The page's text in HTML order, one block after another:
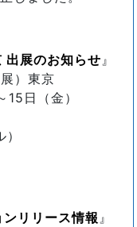
出展のお知らせ
）東京
日（金）
リリース情報